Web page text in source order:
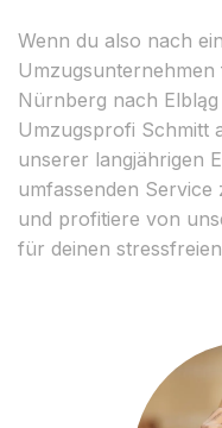
Wenn du also nach
Nürnberg nach
Umzugsprofi Schmitt
unserer langjährigen
umfassenden
und profitiere von
für deinen